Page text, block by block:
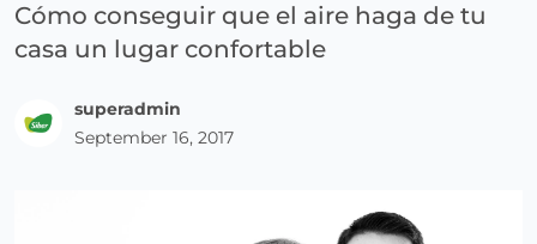
Cómo conseguir que el aire haga de tu
casa un lugar confortable
superadmin
September 16, 2017